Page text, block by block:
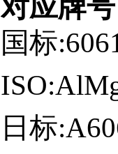
对应牌号
国标
日标